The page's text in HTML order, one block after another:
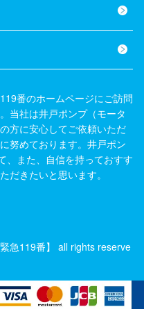
番のホームページにご訪問
当社は井戸ポンプ（モータ
方に安心してご依頼いただ
努めております。井戸ポン
、また、自信を持っておすす
だきたいと思います。
急119番】 all rights reserve